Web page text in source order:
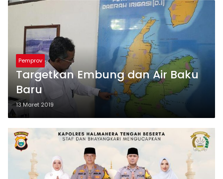
Pemprov
Targetkan Embung dan Air Baku
Baru
13 Maret 2019